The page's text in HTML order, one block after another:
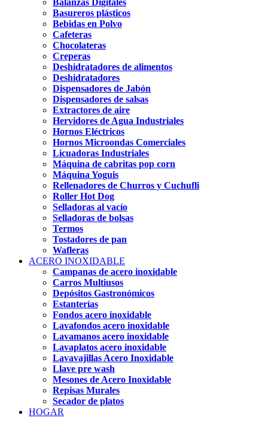
Basureros plásticos
Bebidas en Polvo
Cafeteras
Chocolateras
Creperas
Deshidratadores de alimentos
Deshidratadores
Dispensadores de Jabón
Dispensadores de salsas
Extractores de aire
Hervidores de Agua Industriales
Hornos Eléctricos
Hornos Microondas Comerciales
Licuadoras Industriales
Máquina de cabritas pop corn
Máquina Yoguis
Rellenadores de Churros y Cuchufli
Roller Hot Dog
Selladoras al vacío
Selladoras de bolsas
Termos
Tostadores de pan
Wafleras
ACERO INOXIDABLE
Campanas de acero inoxidable
Carros Multiusos
Depósitos Gastronómicos
Estanterías
Fondos acero inoxidable
Lavafondos acero inoxidable
Lavamanos acero inoxidable
Lavaplatos acero inoxidable
Lavavajillas Acero Inoxidable
Llave pre wash
Mesones de Acero Inoxidable
Repisas Murales
Secador de platos
HOGAR